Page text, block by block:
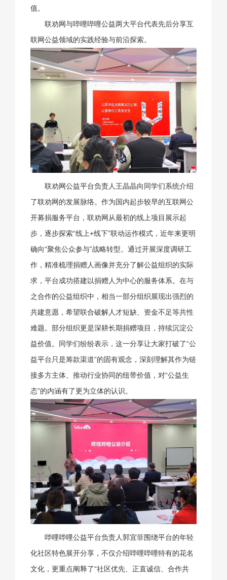
值。
联劝网与哔哩哔哩公益两大平台代表先后分享互
联网公益领域的实践经验与前沿探索。
联劝网公益平台负责人王晶晶向同学们系统介绍
了联劝网的发展脉络。作为国内起步较早的互联网公
开募捐服务平台，联劝网从最初的线上项目展示起
步，逐步探索“线上+线下”联动运作模式，近年来更明
确向“聚焦公众参与”战略转型。通过开展深度调研工
作，精准梳理捐赠人画像并充分了解公益组织的实际
求，平台成功搭建以捐赠人为中心的服务体系。在与
之合作的公益组织中，相当一部分组织展现出强烈的
共建意愿，希望联合破解人才短缺、资金不足等共性
难题。部分组织更是深耕长期捐赠项目，持续沉淀公
益价值。同学们纷纷表示，这一分享让大家打破了“公
益平台只是筹款渠道”的固有观念，深刻理解其作为链
接多方主体、推动行业协同的纽带价值，对“公益生
态”的内涵有了更为立体的认识。
哔哩哔哩公益平台负责人郭宜菲围绕平台的年轻
化社区特色展开分享，不仅介绍哔哩哔哩特有的花名
文化，更重点阐释了“社区优先、正直诚信、合作共